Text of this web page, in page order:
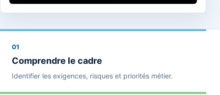
01
Comprendre le cadre
Identifier les exigences, risques et priorités métier.